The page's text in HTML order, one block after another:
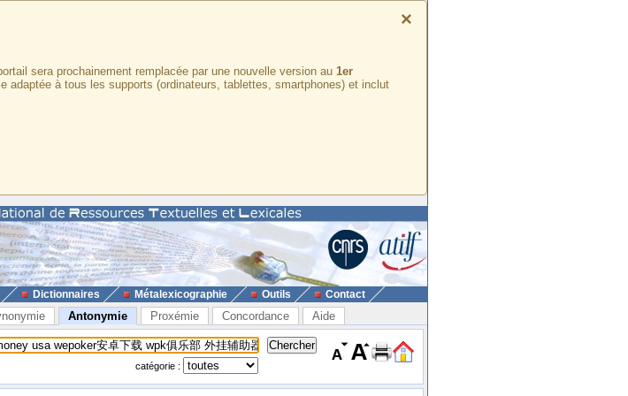
×
sera prochainement remplacée par une nouvelle version au 1er
adaptée à tous les supports (ordinateurs, tablettes, smartphones) et inclut
Dictionnaires Métalexicographie Outils Contact
Antonymie Proxémie Concordance Aide
catégorie :